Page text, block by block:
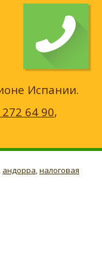
Испании.
64 90,
, андорра,налоговая